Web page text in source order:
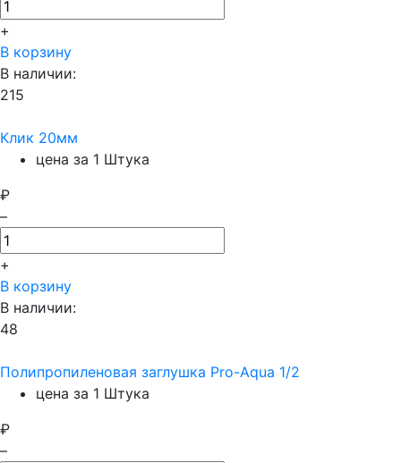
+
В корзину
В наличии:
215
Клик 20мм
цена за 1 Штука
₽
–
+
В корзину
В наличии:
48
Полипропиленовая заглушка Pro-Aqua 1/2
цена за 1 Штука
₽
–